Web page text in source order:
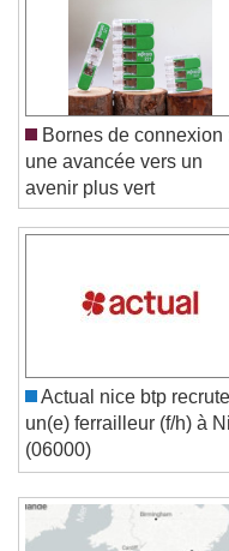
Video Player is
Play Video
Unmute
Current Time0:00
/
Loaded:0%
Stream TypeLIVE
Seek to live,
Remaining Time
Bornes de connexion :
une avancée vers un
avenir plus vert
Actual nice btp recrute
un(e) ferrailleur (f/h) à
(06000)